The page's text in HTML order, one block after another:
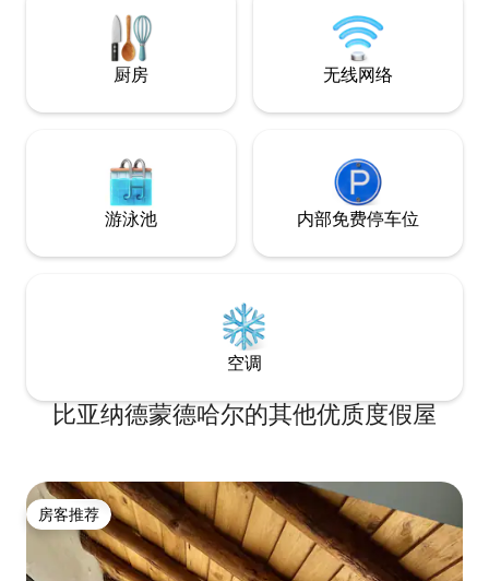
入住。
厨房 无线网络
游泳池 内部免费停车位
空调
比亚纳德蒙德哈尔的其他优质度假屋
房客推荐
房客推荐